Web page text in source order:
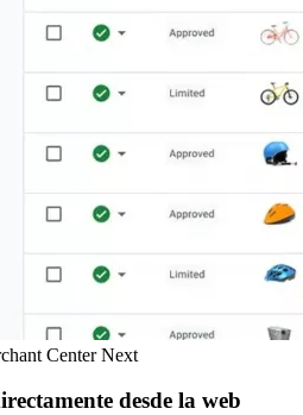
Center Next
desde la web